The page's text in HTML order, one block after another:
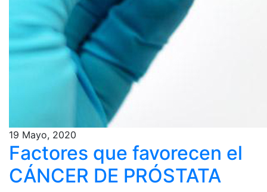
19 Mayo, 2020
Factores que favorecen el
CÁNCER DE PRÓSTATA